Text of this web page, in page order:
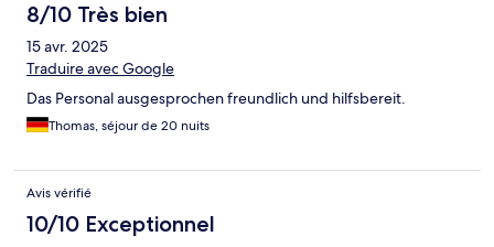
8/10 Très bien
15 avr. 2025
Traduire avec Google
Das Personal ausgesprochen freundlich und hilfsbereit.
Thomas, séjour de 20 nuits
Avis vérifié
10/10 Exceptionnel